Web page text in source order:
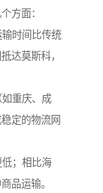
方面：
时间比传统
达莫斯科，
重庆、成
定的物流网
；相比海
品运输。